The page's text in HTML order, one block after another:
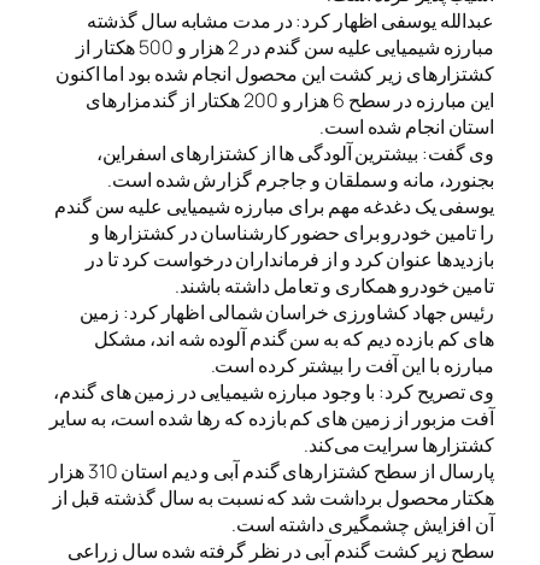
عبدالله یوسفی اظهار کرد: در مدت مشابه سال گذشته
مبارزه شیمیایی علیه سن گندم در 2 هزار و 500 هکتار از
کشتزارهای زیر کشت این محصول انجام شده بود اما اکنون
این مبارزه در سطح 6 هزار و 200 هکتار از گندمزارهای
استان انجام شده است.
وی گفت: بیشترین آلودگی ها از کشتزارهای اسفراین،
بجنورد، مانه و سملقان و جاجرم گزارش شده است.
یوسفی یک دغدغه مهم برای مبارزه شیمیایی علیه سن گندم
را تامین خودرو برای حضور کارشناسان در کشتزارها و
بازدیدها عنوان کرد و از فرمانداران درخواست کرد تا در
تامین خودرو همکاری و تعامل داشته باشند.
رئیس جهاد کشاورزی خراسان شمالی اظهار کرد: زمین
های کم بازده دیم که به سن گندم آلوده شه اند، مشکل
مبارزه با این آفت را بیشتر کرده است.
وی تصریح کرد: با وجود مبارزه شیمیایی در زمین های گندم،
آفت مزبور از زمین های کم بازده که رها شده است، به سایر
کشتزارها​ سرایت می‌کند.
پارسال از سطح کشتزارهای گندم آبی و دیم استان 310 هزار
هکتار محصول برداشت شد که نسبت به سال گذشته قبل از
آن افزایش چشمگیری داشته است.
سطح زیر کشت گندم آبی در نظر گرفته شده سال زراعی